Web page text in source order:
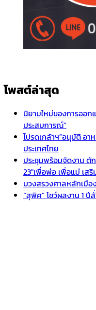
โพสต์ล่าสุด
นิยามใหม่ของการออก
ประสบการณ์”
โปรดเกล้าฯ”อนุมัติ อ
ประเทศไทย
ประชุมพร้อมจัดงาน ตั
23″เพื่อพ่อ เพื่อแม่ เส
บวงสรวงศาลหลักเมือ
“สุพิศ” โชว์ผลงาน 1